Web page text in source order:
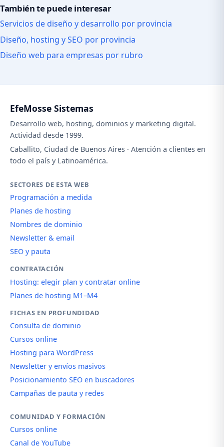
También te puede interesar
Servicios de diseño y desarrollo por provincia
Diseño, hosting y SEO por provincia
Diseño web para empresas por rubro
EfeMosse Sistemas
Desarrollo web, hosting, dominios y marketing digital.
Actividad desde 1999.
Caballito, Ciudad de Buenos Aires · Atención a clientes en
todo el país y Latinoamérica.
SECTORES DE ESTA WEB
Programación a medida
Planes de hosting
Nombres de dominio
Newsletter & email
SEO y pauta
CONTRATACIÓN
Hosting: elegir plan y contratar online
Planes de hosting M1–M4
FICHAS EN PROFUNDIDAD
Consulta de dominio
Cursos online
Hosting para WordPress
Newsletter y envíos masivos
Posicionamiento SEO en buscadores
Campañas de pauta y redes
COMUNIDAD Y FORMACIÓN
Cursos online
Canal de YouTube